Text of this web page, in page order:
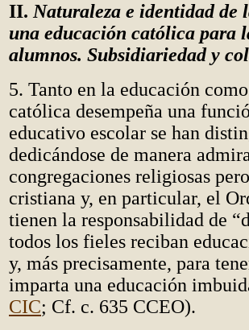
II. Naturaleza e identidad de
una educación católica para
alumnos. Subsidiariedad y
5. Tanto en la educación
católica desempeña una
educativo escolar se han
dedicándose de manera
congregaciones religiosas
cristiana y, en particular, el
tienen la responsabilidad de
todos los fieles reciban
y, más precisamente, para
imparta una educación
CIC; Cf. c. 635 CCEO).